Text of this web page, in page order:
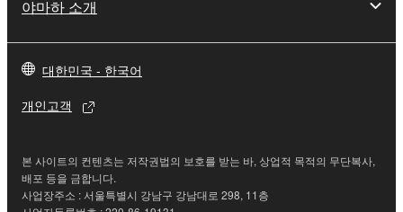
야마하 소개
대한민국 - 한국어
개인고객
본 사이트의 컨텐츠는 저작권법의 보호를 받는 바, 상업적 목적의 무단복사,
배포 등을 금합니다.
사업장주소 : 서울특별시 강남구 강남대로 298, 11층